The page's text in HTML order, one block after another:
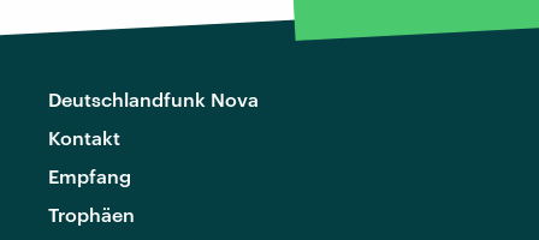
Deutschlandfunk Nova
Kontakt
Empfang
Trophäen